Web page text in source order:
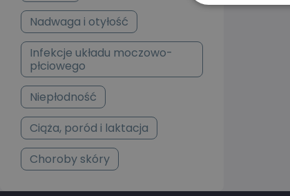
Nadwaga i otyłość
Infekcje układu moczowo-
płciowego
Niepłodność
Ciąża, poród i laktacja
Choroby skóry